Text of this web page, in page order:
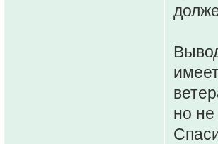
но не